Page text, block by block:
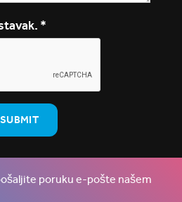
*
poruku e-pošte našem